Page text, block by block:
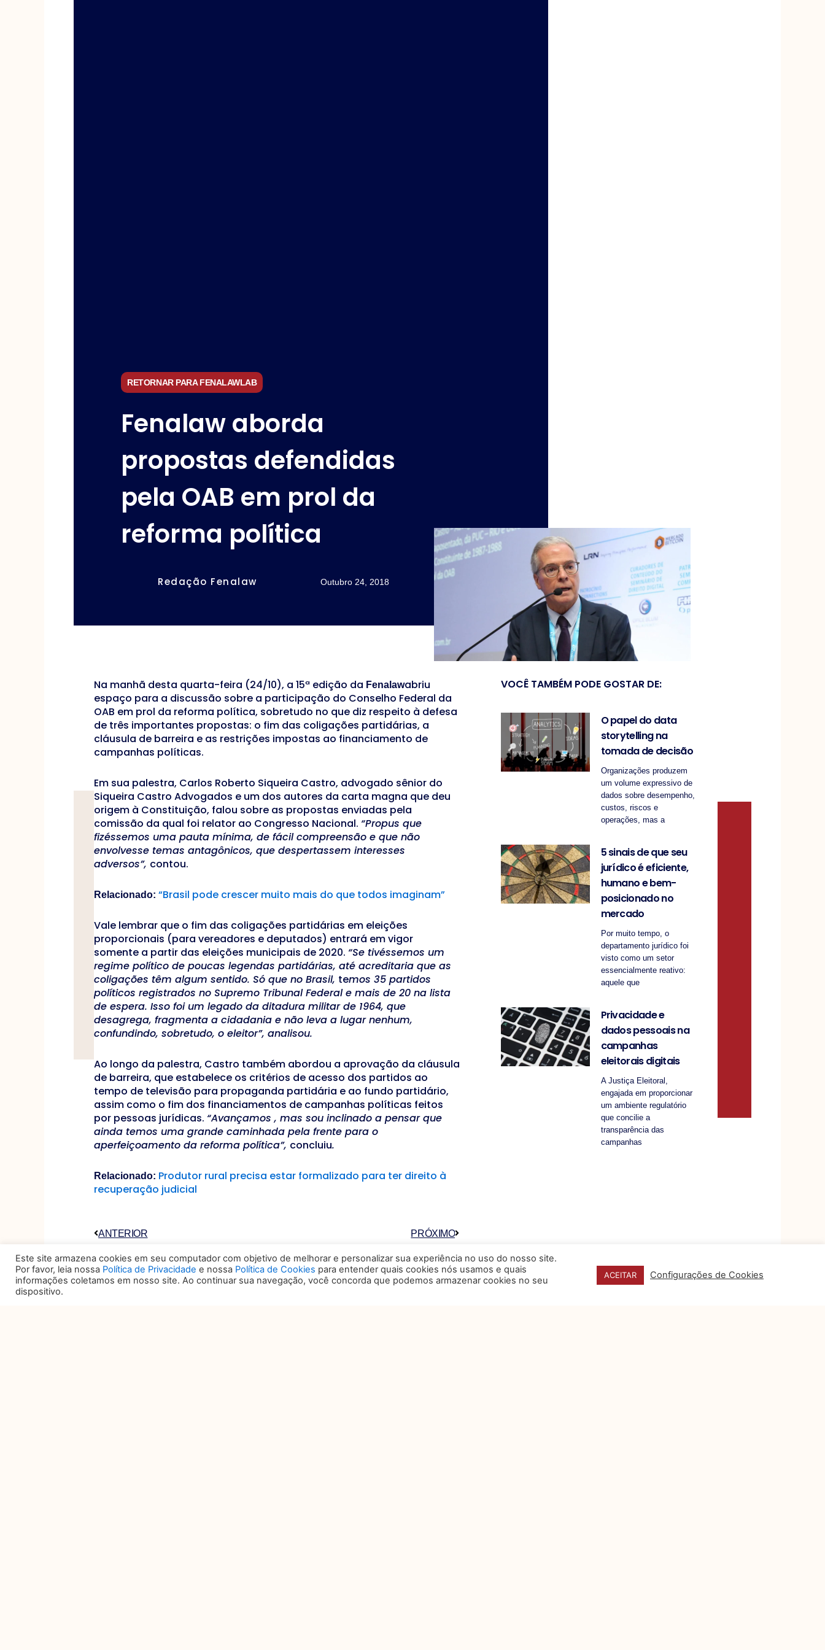
RETORNAR PARA FENALAWLAB
Fenalaw aborda
propostas defendidas
pela OAB em prol da
reforma política
Redação Fenalaw Outubro 24, 2018
Na manhã desta quarta-feira (24/10), a 15ª edição da Fenalawabriu
espaço para a discussão sobre a participação do Conselho Federal da
OAB em prol da reforma política, sobretudo no que diz respeito à defesa
de três importantes propostas: o fim das coligações partidárias, a
cláusula de barreira e as restrições impostas ao financiamento de
campanhas políticas.
Em sua palestra, Carlos Roberto Siqueira Castro, advogado sênior do
Siqueira Castro Advogados e um dos autores da carta magna que deu
origem à Constituição, falou sobre as propostas enviadas pela
comissão da qual foi relator ao Congresso Nacional.“Propus que
fizéssemos uma pauta mínima, de fácil compreensão e que não
envolvesse temas antagônicos, que despertassem interesses
adversos”, contou.
Relacionado: “Brasil pode crescer muito mais do que todos imaginam”
Vale lembrar que o fim das coligações partidárias em eleições
proporcionais (para vereadores e deputados) entrará em vigor
somente a partir das eleições municipais de 2020.“Se tivéssemos um
regime político de poucas legendas partidárias, até acreditaria que as
coligações têm algum sentido. Só que no Brasil, temos 35 partidos
políticos registrados no Supremo Tribunal Federal e mais de 20 na lista
de espera. Isso foi um legado da ditadura militar de 1964, que
desagrega, fragmenta a cidadania e não leva a lugar nenhum,
confundindo, sobretudo, o eleitor”, analisou.
Ao longo da palestra, Castro também abordou a aprovação da cláusula
de barreira, que estabelece os critérios de acesso dos partidos ao
tempo de televisão para propaganda partidária e ao fundo partidário,
assim como o fim dos financiamentos de campanhas políticas feitos
por pessoas jurídicas.“Avançamos , mas sou inclinado a pensar que
ainda temos uma grande caminhada pela frente para o
aperfeiçoamento da reforma política”, concluiu.
Relacionado: Produtor rural precisa estar formalizado para ter direito à
recuperação judicial
Anterior
ANTERIOR PRÓXIMOPróximo
VOCÊ TAMBÉM PODE GOSTAR DE:
O papel do data
storytelling na
tomada de decisão
Organizações produzem
um volume expressivo de
dados sobre desempenho,
custos, riscos e
operações, mas a
5 sinais de que seu
jurídico é eficiente,
humano e bem-
posicionado no
mercado
Por muito tempo, o
departamento jurídico foi
visto como um setor
essencialmente reativo:
aquele que
Privacidade e
dados pessoais na
campanhas
eleitorais digitais
A Justiça Eleitoral,
engajada em proporcionar
um ambiente regulatório
que concilie a
transparência das
campanhas
Este site armazena cookies em seu computador com objetivo de melhorar e personalizar sua experiência no uso do nosso site.
Por favor, leia nossa Política de Privacidade e nossa Política de Cookies para entender quais cookies nós usamos e quais
informações coletamos em nosso site. Ao continuar sua navegação, você concorda que podemos armazenar cookies no seu
dispositivo.
ACEITAR Configurações de Cookies